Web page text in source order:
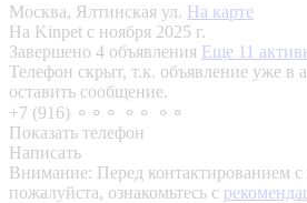
Москва, Ялтинская ул. На карте
На Kinpet c ноября 2025 г.
Завершено 4 объявления Еще 11
Телефон скрыт, т.к. объявление уже в
оставить сообщение.
+7 (916) ⚬⚬⚬ ⚬⚬ ⚬⚬
Показать телефон
Написать
Внимание: Перед контактированием
пожалуйста, ознакомьтесь с